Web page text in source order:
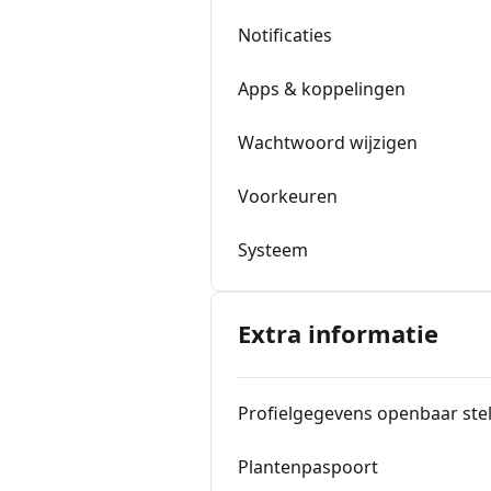
Notificaties
Apps & koppelingen
Wachtwoord wijzigen
Voorkeuren
Systeem
Extra informatie
Profielgegevens openbaar
Plantenpaspoort